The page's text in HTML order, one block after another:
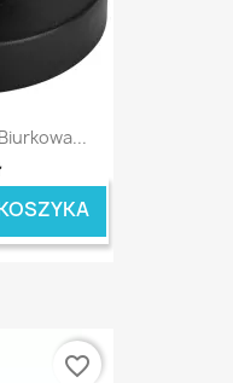
favorite_border